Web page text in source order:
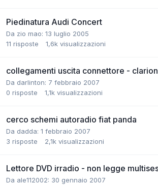
Piedinatura Audi Concert
Da zio mao: 13 luglio 2005
11 risposte 1,6k visualizzazioni
collegamenti uscita connettore -
Da darlinton: 7 febbraio 2007
0 risposte 1,1k visualizzazioni
cerco schemi autoradio fiat panda
Da dadda: 1 febbraio 2007
3 risposte 2,1k visualizzazioni
Lettore DVD irradio - non legge
Da ale112002: 30 gennaio 2007